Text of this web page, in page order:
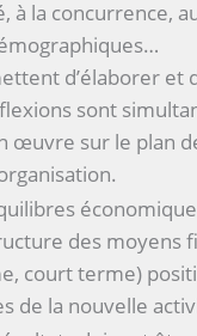
à la concurrence,
d’élaborer et
sont
œuvre sur le plan
des moyens
court terme)
de la nouvelle